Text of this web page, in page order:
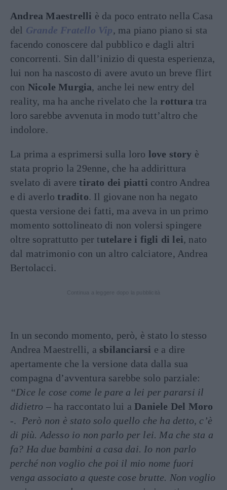
Andrea Maestrelli è da poco entrato nella Casa
del Grande Fratello Vip, ma piano piano si sta
facendo conoscere dal pubblico e dagli altri
concorrenti. Sin dall’inizio di questa esperienza,
lui non ha nascosto di avere avuto un breve flirt
con Nicole Murgia, anche lei new entry del
reality, ma ha anche rivelato che la rottura tra
loro sarebbe avvenuta in modo tutt’altro che
indolore.
La prima a esprimersi sulla loro love story è
stata proprio la 29enne, che ha addirittura
svelato di averetirato dei piatti contro Andrea
e di averlotradito. Il giovane non ha negato
questa versione dei fatti, ma aveva in un primo
momento sottolineato di non volersi spingere
oltre soprattutto per tutelare i figli di lei, nato
dal matrimonio con un altro calciatore, Andrea
Bertolacci.
In un secondo momento, però, è stato lo stesso
Andrea Maestrelli, a sbilanciarsi e a dire
apertamente che la versione data dalla sua
compagna d’avventura sarebbe solo parziale:
“Dice le cose come le pare a lei per pararsi il
didietro – ha raccontato lui aDaniele Del Moro
-. Però non è stato solo quello che ha detto, c’è
di più. Adesso io non parlo per lei. Ma che sta a
fa? Ha due bambini a casa dai. Io non parlo
perché non voglio che poi il mio nome fuori
venga associato a queste cose brutte. Non voglio